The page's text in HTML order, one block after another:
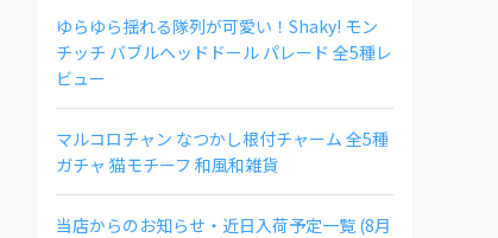
ゆらゆら揺れる隊列が可愛い！Shaky! モン
チッチ バブルヘッドドール パレード 全5種レ
ビュー
マルコロチャン なつかし根付チャーム 全5種
ガチャ 猫モチーフ 和風和雑貨
当店からのお知らせ・近日入荷予定一覧 (8月